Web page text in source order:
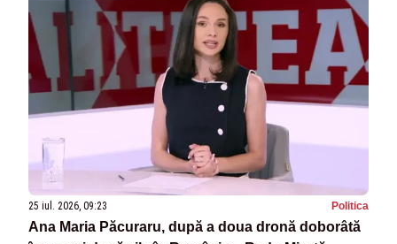
25 iul. 2026, 09:23 Politica
Ana Maria Păcuraru, după a doua dronă doborâtă